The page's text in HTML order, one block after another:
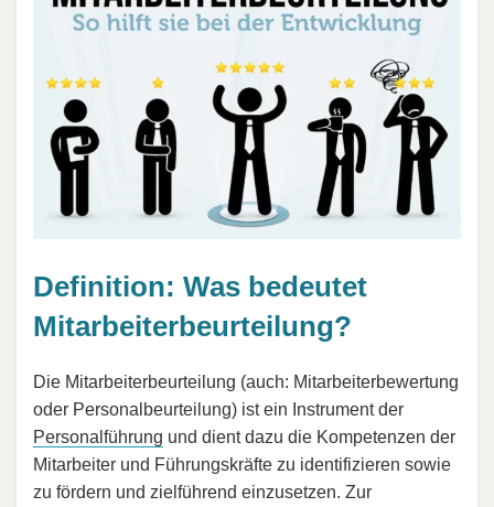
Definition: Was bedeutet
Mitarbeiterbeurteilung?
Die Mitarbeiterbeurteilung (auch: Mitarbeiterbewertung
oder Personalbeurteilung) ist ein Instrument der
Personalführung und dient dazu die Kompetenzen der
Mitarbeiter und Führungskräfte zu identifizieren sowie
zu fördern und zielführend einzusetzen. Zur